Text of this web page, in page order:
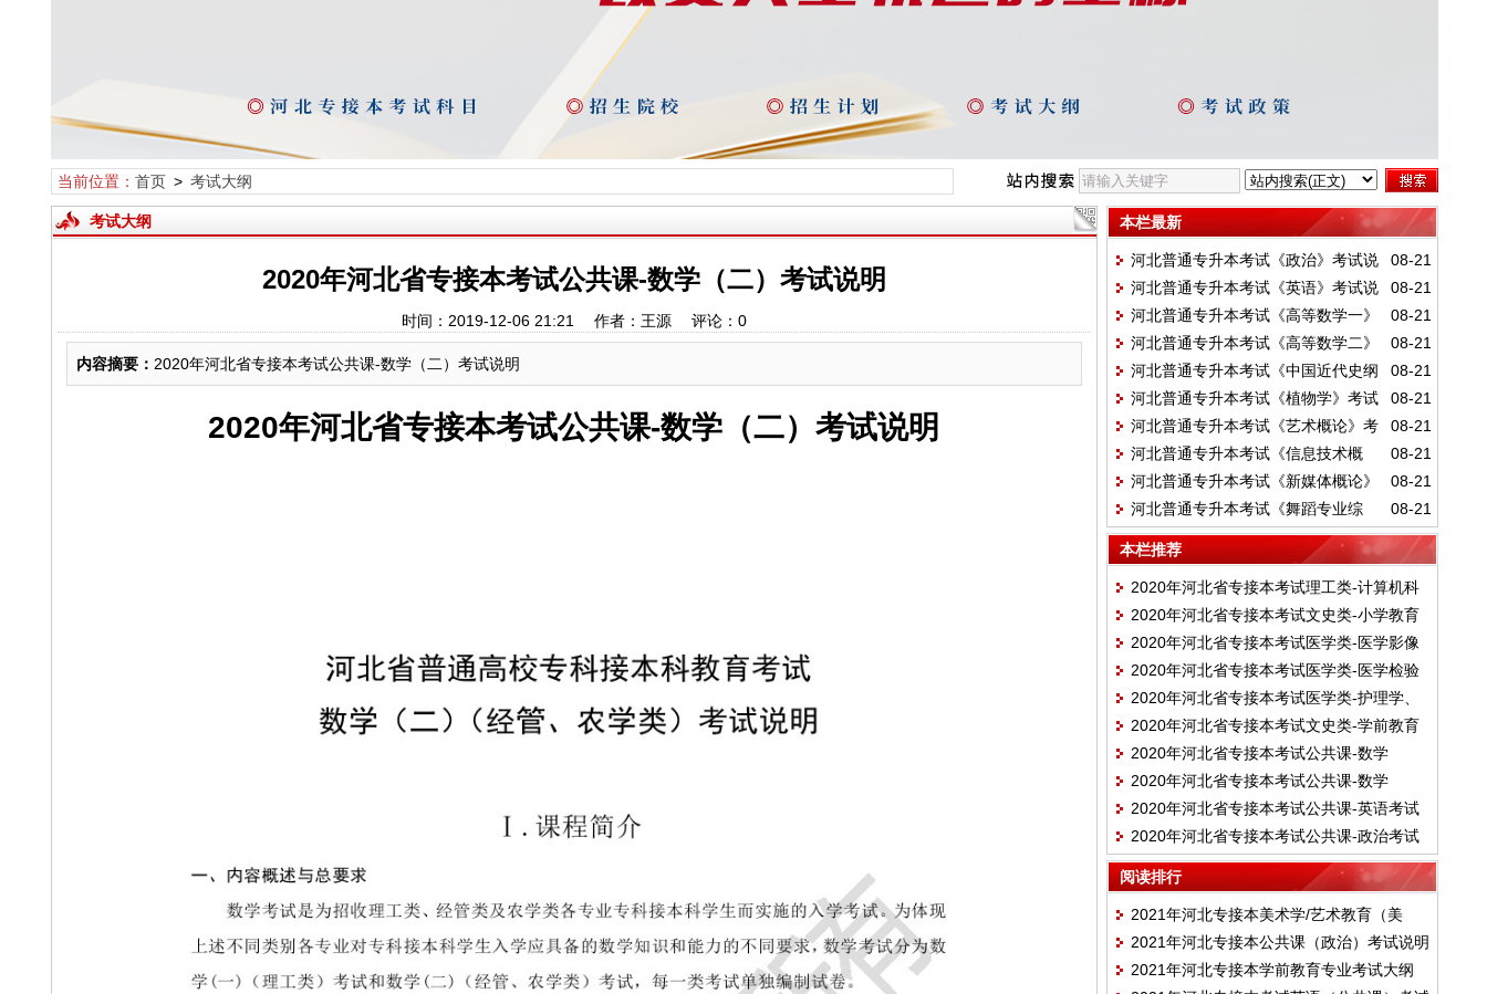
当前位置： 首页> 考试大纲
考试大纲
2020年河北省专接本考试公共课-数学（二）考试说明
时间：2019-12-06 21:21 作者：王源 评论： 0
内容摘要： 2020年河北省专接本考试公共课-数学（二）考试说明
2020年河北省专接本考试公共课-数学（二）考试说明
本栏最新
08-21
河北普通专升本考试《政治》考试说
明
08-21
河北普通专升本考试《英语》考试说
明
08-21
河北普通专升本考试《高等数学一》
考试说明
08-21
河北普通专升本考试《高等数学二》
考试说明
08-21
河北普通专升本考试《中国近代史纲
要》考试说明
08-21
河北普通专升本考试《植物学》考试
说明
08-21
河北普通专升本考试《艺术概论》考
试说明
08-21
河北普通专升本考试《信息技术概
论》考试说明
08-21
河北普通专升本考试《新媒体概论》
考试说明
08-21
河北普通专升本考试《舞蹈专业综
合》考试说明
本栏推荐
2020年河北省专接本考试理工类-计算机科
学与技术、软件工程、数字媒体技术、网络
工程、物联网工程专业考试说明（C语言程
序设计、微机原理与接口含汇编语言）
2020年河北省专接本考试文史类-小学教育
专业考试说明（教育学、教育心理学）
2020年河北省专接本考试医学类-医学影像
技术专业考试说明（病理学、人体解剖学）
2020年河北省专接本考试医学类-医学检验
技术专业考试说明（临床检验基础、生物化
学检验）
2020年河北省专接本考试医学类-护理学、
助产学专业考试说明（生理学、人体解剖
学）
2020年河北省专接本考试文史类-学前教育
专业考试说明（学前教育学、儿童发展心理
学）
2020年河北省专接本考试公共课-数学
（二）考试说明
2020年河北省专接本考试公共课-数学
（一）考试说明
2020年河北省专接本考试公共课-英语考试
说明
2020年河北省专接本考试公共课-政治考试
说明
阅读排行
2021年河北专接本美术学/艺术教育（美
术）/数字媒体艺术/戏剧影视美术设计专业
考试大纲
2021年河北专接本公共课（政治）考试说明
2021年河北专接本学前教育专业考试大纲